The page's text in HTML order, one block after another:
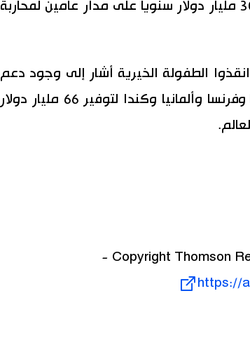
الدعوة للقمة ضمان توفير ما يصل إلى 30 مليار دولار سنويا على مدار عامين لمحاربة
الطفولة الخيرية أشار إلى وجود دعم
عام قوي في الولايات المتحدة وبريطانيا وفرنسا وألمانيا وكندا لتوفير 66 مليار دولار
https://